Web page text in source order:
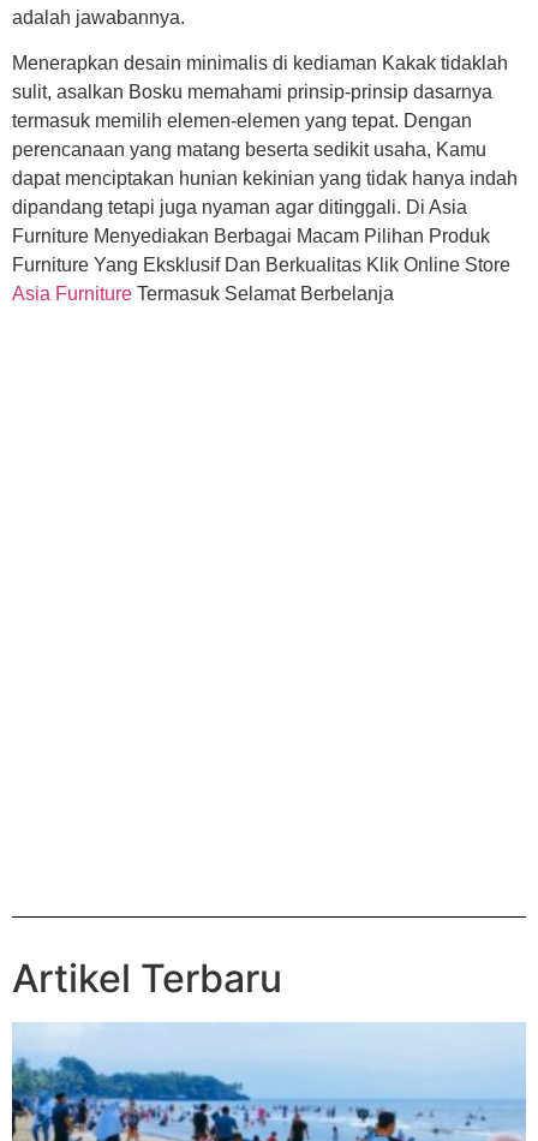
adalah jawabannya.
Menerapkan desain minimalis di kediaman Kakak tidaklah
sulit, asalkan Bosku memahami prinsip-prinsip dasarnya
termasuk memilih elemen-elemen yang tepat. Dengan
perencanaan yang matang beserta sedikit usaha, Kamu
dapat menciptakan hunian kekinian yang tidak hanya indah
dipandang tetapi juga nyaman agar ditinggali. Di Asia
Furniture Menyediakan Berbagai Macam Pilihan Produk
Furniture Yang Eksklusif Dan Berkualitas Klik Online Store
Asia Furniture Termasuk Selamat Berbelanja
Artikel Terbaru